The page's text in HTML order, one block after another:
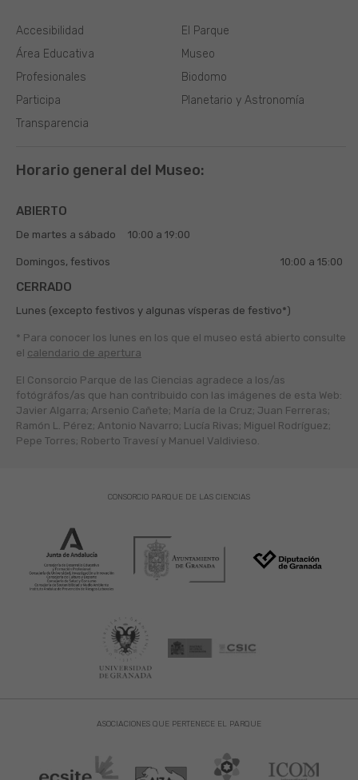
El Parque
Museo
Biodomo
Planetario y Astronomía
Área Educativa
Profesionales
Participa
Transparencia
Accesibilidad
Horario general del Museo:
ABIERTO
De martes a sábado 10:00 a 19:00
Domingos, festivos 10:00 a 15:00
CERRADO
Lunes (excepto festivos y algunas vísperas de festivo*)
* Para conocer los lunes en los que el museo está abierto consulte
el calendario de apertura
El Consorcio Parque de las Ciencias agradece a los/as
fotógráfos/as que han contribuido con las imágenes de esta Web:
Javier Algarra; Arsenio Cañete; María de la Cruz; Juan Ferreras;
Ramón L. Pérez; Antonio Navarro; Lucía Rivas; Miguel Rodríguez;
Pepe Torres; Roberto Travesí y Manuel Valdivieso.
ASOCIACIONES QUE PERTENECE EL PARQUE
CONSORCIO PARQUE DE LAS CIENCIAS